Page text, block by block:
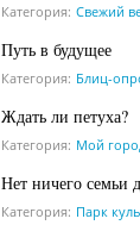
Категория: Свежий
Путь в будущее
Категория: Блиц-
Ждать ли петуха?
Категория: Мой
Нет ничего семьи
Категория: Парк